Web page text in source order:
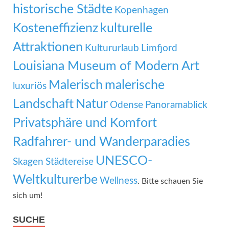
historische Städte Kopenhagen
Kosteneffizienz kulturelle
Attraktionen Kultururlaub Limfjord
Louisiana Museum of Modern Art
luxuriös Malerisch malerische
Landschaft Natur Odense Panoramablick
Privatsphäre und Komfort
Radfahrer- und Wanderparadies
Skagen Städtereise UNESCO-
Weltkulturerbe Wellness. Bitte schauen Sie
sich um!
SUCHE